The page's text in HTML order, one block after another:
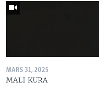
MARS 31, 2025
MALI KURA